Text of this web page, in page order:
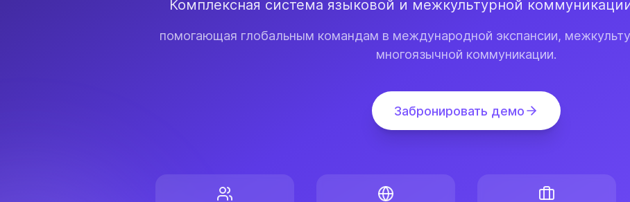
Комплексная система языковой и межкультурной
помогающая глобальным командам в международной экспансии,
многоязычной коммуникации.
Забронировать демо